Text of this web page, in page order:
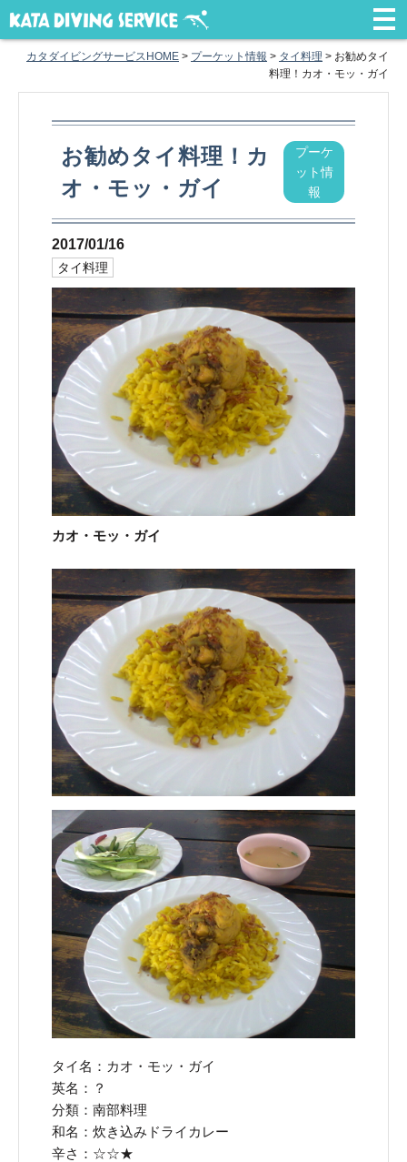
カタダイビングサービスHOME > プーケット情報 > タイ料理 > お勧めタイ
料理！カオ・モッ・ガイ
お勧めタイ料理！カ
オ・モッ・ガイ
プーケ
ット情
報
2017/01/16
タイ料理
カオ・モッ・ガイ
タイ名：カオ・モッ・ガイ
英名：？
分類：南部料理
和名：炊き込みドライカレー
辛さ：☆☆★